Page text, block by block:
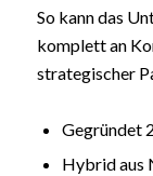
So kann das
komplett an
strategischer
Gegründet
Hybrid aus